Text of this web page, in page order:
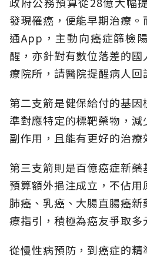
發現罹癌，便能早期治療
通App，主動向癌症篩檢
醒，亦針對有數位落差的
療院所，請醫院提醒病人回
第二支箭是健保給付的基
準對應特定的標靶藥物，
副作用，且能有更好的治療
第三支箭則是百億癌症新
預算額外挹注成立，不佔
肺癌、乳癌、大腸直腸癌
療指引，積極為癌友爭取多
從慢性病預防，到癌症的